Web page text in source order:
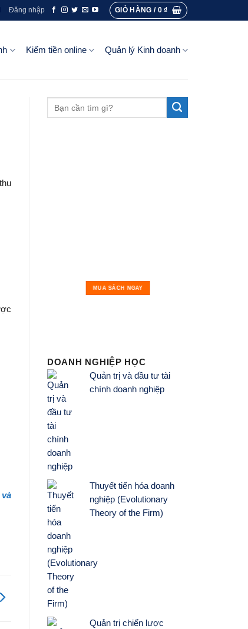
Đăng nhập GIỎ HÀNG / 0₫
Kiếm tiền online Quản lý Kinh doanh
và
MUA SÁCH NGAY
DOANH NGHIỆP HỌC
Quản trị và đầu tư tài
chính doanh nghiệp
Thuyết tiến hóa doanh
nghiệp (Evolutionary
Theory of the Firm)
Quản trị chiến lược